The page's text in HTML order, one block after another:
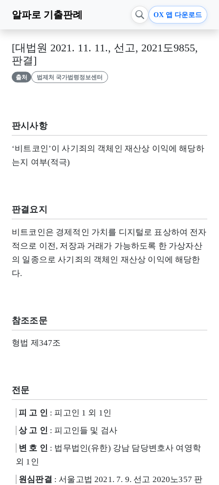
알파로 기출판례 OX 앱 다운로드
[대법원 2021. 11. 11., 선고, 2021도9855,
판결]
출처 법제처 국가법령정보센터
판시사항
‘비트코인’이 사기죄의 객체인 재산상 이익에 해당하
는지 여부(적극)
판결요지
비트코인은 경제적인 가치를 디지털로 표상하여 전자
적으로 이전, 저장과 거래가 가능하도록 한 가상자산
의 일종으로 사기죄의 객체인 재산상 이익에 해당한
다.
참조조문
형법 제347조
전문
피 고 인 : 피고인 1 외 1인
상 고 인 : 피고인들 및 검사
변 호 인 : 법무법인(유한) 강남 담당변호사 여영학
외 1인
원심판결 : 서울고법 2021. 7. 9. 선고 2020노357 판